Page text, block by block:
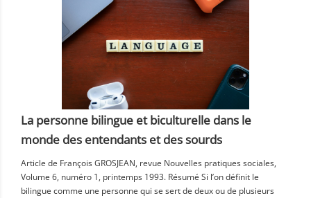
La personne bilingue et biculturelle dans le
monde des entendants et des sourds
Article de François GROSJEAN, revue Nouvelles pratiques sociales,
Volume 6, numéro 1, printemps 1993. Résumé Si l’on définit le
bilingue comme une personne qui se sert de deux ou de plusieurs